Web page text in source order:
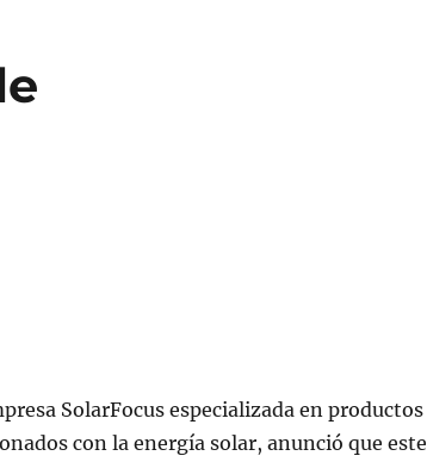
SolarFocus especializada en productos
con la energía solar, anunció que este